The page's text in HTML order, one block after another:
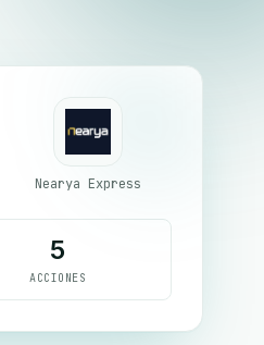
Nearya Express
5
ACCIONES